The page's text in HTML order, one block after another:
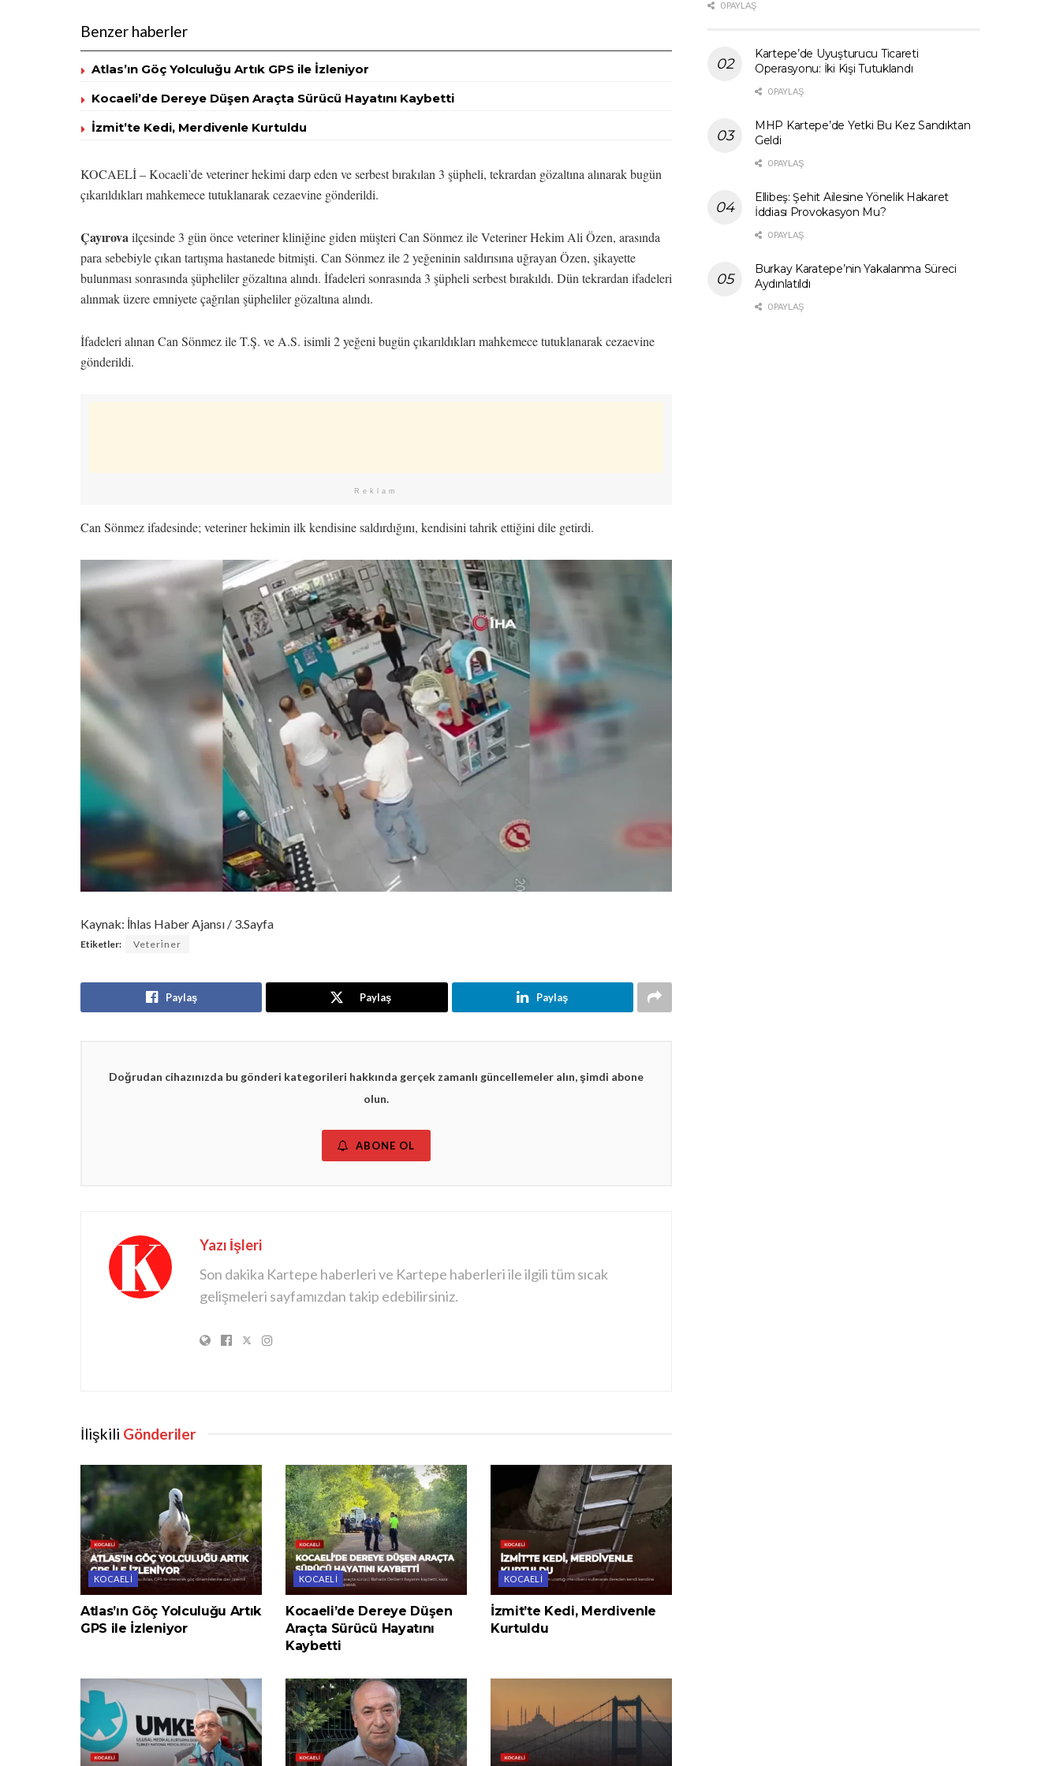
Benzer haberler
Atlas’ın Göç Yolculuğu Artık GPS ile İzleniyor
Kocaeli’de Dereye Düşen Araçta Sürücü Hayatını Kaybetti
İzmit’te Kedi, Merdivenle Kurtuldu
KOCAELİ – Kocaeli’de veteriner hekimi darp eden ve serbest bırakılan 3 şüpheli, tekrardan gözaltına alınarak bugün
çıkarıldıkları mahkemece tutuklanarak cezaevine gönderildi.
Çayırova ilçesinde 3 gün önce veteriner kliniğine giden müşteri Can Sönmez ile Veteriner Hekim Ali Özen, arasında
para sebebiyle çıkan tartışma hastanede bitmişti. Can Sönmez ile 2 yeğeninin saldırısına uğrayan Özen, şikayette
bulunması sonrasında şüpheliler gözaltına alındı. İfadeleri sonrasında 3 şüpheli serbest bırakıldı. Dün tekrardan ifadeleri
alınmak üzere emniyete çağrılan şüpheliler gözaltına alındı.
İfadeleri alınan Can Sönmez ile T.Ş. ve A.S. isimli 2 yeğeni bugün çıkarıldıkları mahkemece tutuklanarak cezaevine
gönderildi.
Reklam
Can Sönmez ifadesinde; veteriner hekimin ilk kendisine saldırdığını, kendisini tahrik ettiğini dile getirdi.
Kaynak: İhlas Haber Ajansı / 3.Sayfa
Etiketler: Veteri̇ner
Paylaş Paylaş Paylaş
Doğrudan cihazınızda bu gönderi kategorileri hakkında gerçek zamanlı güncellemeler alın, şimdi abone
olun.
ABONE OL
Yazı İşleri
Son dakika Kartepe haberleri ve Kartepe haberleri ile ilgili tüm sıcak
gelişmeleri sayfamızdan takip edebilirsiniz.
İlişkili Gönderiler
KOCAELI
Atlas’ın Göç Yolculuğu Artık
GPS ile İzleniyor
KOCAELI
Kocaeli’de Dereye Düşen
Araçta Sürücü Hayatını
Kaybetti
KOCAELI
İzmit’te Kedi, Merdivenle
Kurtuldu
0 PAYLAŞ
Kartepe’de Uyuşturucu Ticareti
Operasyonu: İki Kişi Tutuklandı
0 PAYLAŞ
MHP Kartepe’de Yetki Bu Kez Sandıktan
Geldi
0 PAYLAŞ
Ellibeş: Şehit Ailesine Yönelik Hakaret
İddiası Provokasyon Mu?
0 PAYLAŞ
Burkay Karatepe’nin Yakalanma Süreci
Aydınlatıldı
0 PAYLAŞ